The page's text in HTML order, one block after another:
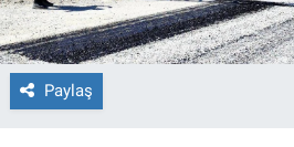
Paylaş